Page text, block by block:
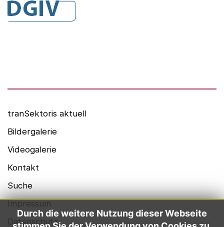
DGIV
tranSektoris aktuell
Bildergalerie
Videogalerie
Kontakt
Suche
Impressum
Datenschutz
Durch die weitere Nutzung dieser Webseite